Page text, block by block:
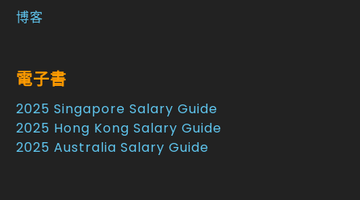
博客
電子書
2025 Singapore Salary Guide
2025 Hong Kong Salary Guide
2025 Australia Salary Guide